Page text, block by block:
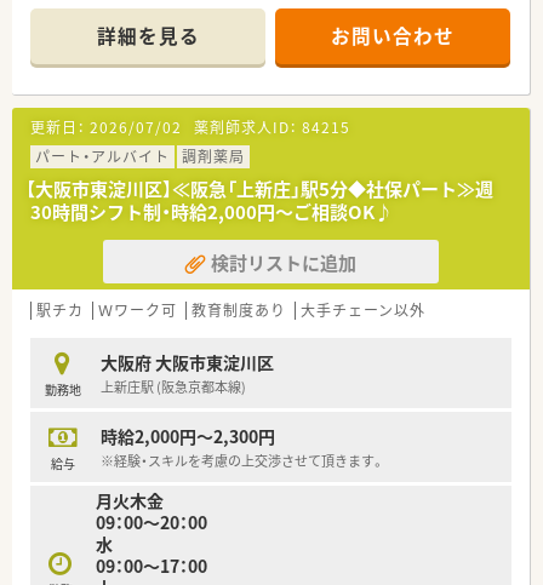
す。
■面対応の薬局がほとんどですが、機械化が進んでおり、調剤過
誤対策も万全です。
■個人の努力が勤務条件や評価に影響しやすい環境です！頑張り
がしっかり評価に繋がります★
詳細を見る お問い合わせ
更新日： 2026/07/02 薬剤師求人ID： 84215
パート・アルバイト
調剤薬局
【大阪市東淀川区】≪阪急「上新庄」駅5分◆社保パート≫週
30時間シフト制・時給2,000円～ご相談OK♪
検討リストに追加
駅チカ Ｗワーク可 教育制度あり 大手チェーン以外
勤務地
大阪府 大阪市東淀川区
上新庄駅 (阪急京都本線)
給与
時給2,000円～2,300円
※経験・スキルを考慮の上交渉させて頂きます。
月火木金
09：00～20：00
水
09：00～17：00